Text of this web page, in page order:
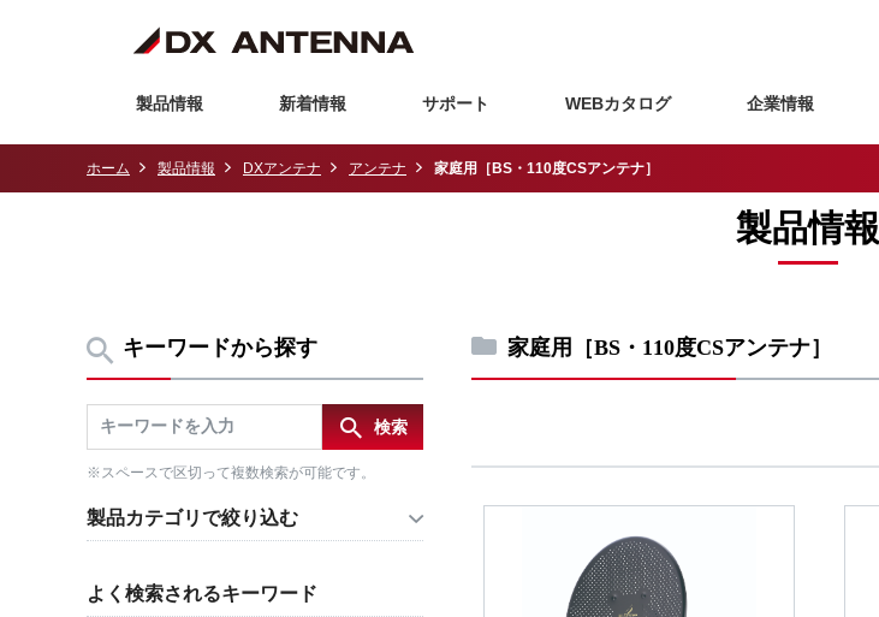
製品情報 新着情報 サポート WEBカタログ 企業情報
ホーム 製品情報 DXアンテナ アンテナ 家庭用［BS・110度CSアンテナ］
製品情報
キーワードから探す
※スペースで区切って複数検索が可能です。
製品カテゴリで絞り込む
よく検索されるキーワード
家庭用［BS・110度CSアンテナ］